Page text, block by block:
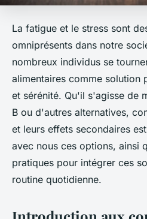
La fatigue et le stress sont
omniprésents dans notre
nombreux individus se
alimentaires comme solution
et sérénité. Qu'il s'agisse de
B ou d'autres alternatives,
et leurs effets secondaires
avec nous ces options, ainsi
pratiques pour intégrer ces
routine quotidienne.